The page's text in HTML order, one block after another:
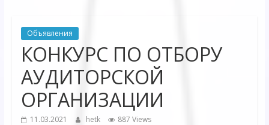
Электрических
сетей"
Объявления
КОНКУРС ПО ОТБОРУ
АУДИТОРСКОЙ
ОРГАНИЗАЦИИ
11.03.2021 hetk 887 Views